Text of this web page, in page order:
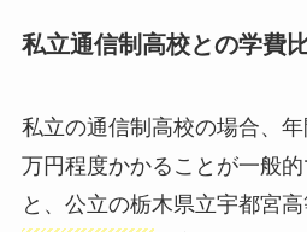
私立通信制高校との学費
私立の通信制高校の場合、
万円程度かかることが一般
と、公立の栃木県立宇都宮